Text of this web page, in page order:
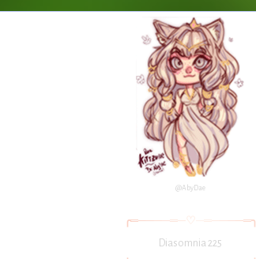
@AbyDae
╭═────═─♡ ═────═╮
Diasomnia 225